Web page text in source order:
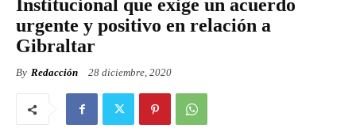
Institucional que exige un acuerdo
urgente y positivo en relación a
Gibraltar
By Redacción 28 diciembre, 2020